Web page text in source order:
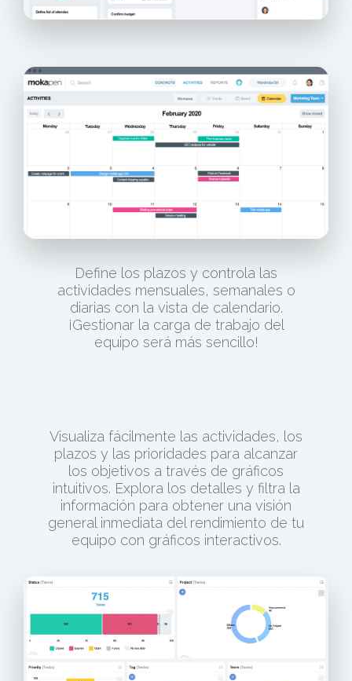
Define los plazos y controla las
actividades mensuales, semanales o
diarias con la vista de calendario.
¡Gestionar la carga de trabajo del
equipo será más sencillo!
Visualiza fácilmente las actividades, los
plazos y las prioridades para alcanzar
los objetivos a través de gráficos
intuitivos. Explora los detalles y filtra la
información para obtener una visión
general inmediata del rendimiento de tu
equipo con gráficos interactivos.